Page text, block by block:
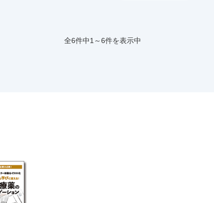
全6件中1～6件を表示中